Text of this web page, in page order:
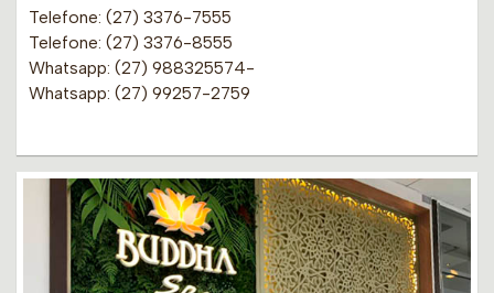
Telefone: (27) 3376-7555
Telefone: (27) 3376-8555
Whatsapp: (27) 988325574-
Whatsapp: (27) 99257-2759